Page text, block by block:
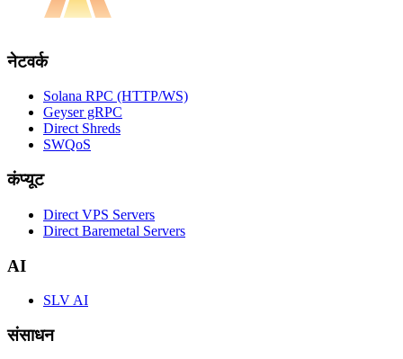
नेटवर्क
Solana RPC (HTTP/WS)
Geyser gRPC
Direct Shreds
SWQoS
कंप्यूट
Direct VPS Servers
Direct Baremetal Servers
AI
SLV AI
संसाधन